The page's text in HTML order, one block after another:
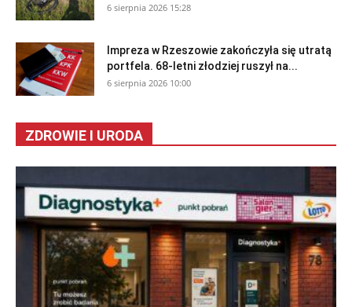
6 sierpnia 2026 15:28
Impreza w Rzeszowie zakończyła się utratą
portfela. 68-letni złodziej ruszył na...
6 sierpnia 2026 10:00
ZDROWIE I URODA